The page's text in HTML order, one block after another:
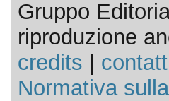
Gruppo
riproduzione
credits
Normativa